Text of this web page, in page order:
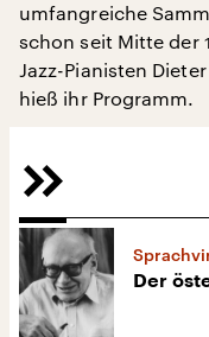
umfangreiche
schon seit Mitte der
Jazz-Pianisten
hieß ihr Programm.
Der